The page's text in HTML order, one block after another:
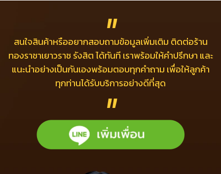
สนใจสินค้าหรืออยากสอบถามข้อมูลเพิ่มเติม ติดต่อร้าน
ทองราชาเยาวราช รังสิต ได้ทันที เราพร้อมให้คำปรึกษา และ
แนะนำอย่างเป็นกันเองพร้อมตอบทุกคำถาม เพื่อให้ลูกค้า
ทุกท่านได้รับบริการอย่างดีที่สุด